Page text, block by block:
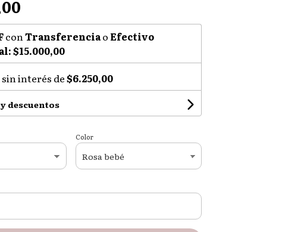
conTransferenciao Efectivo
$15.000,00
interés de$6.250,00
descuentos
Color